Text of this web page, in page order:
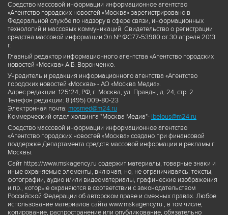
Средство массовой информации информационное агентство
«Агентство городских новостей «Москва» зарегистрировано в
Федеральной службе по надзору в сфере связи, информационных
технологий и массовых коммуникаций. Свидетельство о регистрации
средства массовой информации Эл № ФС77-53980 от 30 апреля 2013
г.
Главный редактор информационного агентства «Агентство городских
новостей «Москва» А.Б. Воронченко.
Учредитель и редакция информационного агентства «Агентство
городских новостей «Москва» - АО «Москва Медиа».
Адрес редакции: 125124, РФ, г. Москва, ул. Правды, д. 24, стр. 2
Телефон редакции: 8 (495) 009-80-23
Электронная почта: mosmed@m24.ru
Коммерческий отдел холдинга "Москва Медиа"- ibelous@m24.ru
Средство массовой информации информационное агентство
«Агентство городских новостей «Москва» создано при финансовой
поддержке Департамента средств массовой информации и рекламы г.
Москвы.
Сайт https://www.mskagency.ru содержит материалы, товарные знаки и
иные охраняемые элементы, включая, но, не ограничиваясь: тексты,
фотографии, аудио и/или видеоматериалы, графические изображения
и пр., которые охраняются в соответствии с законодательством
Российской Федерации об авторском праве и смежных правах. Любое
использование материалов сайта www.mskagency.ru , в том числе,
копирование, распространение или опубликование, обязательно